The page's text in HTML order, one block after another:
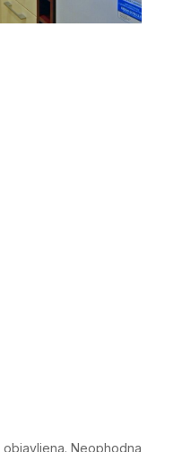
Neophodna